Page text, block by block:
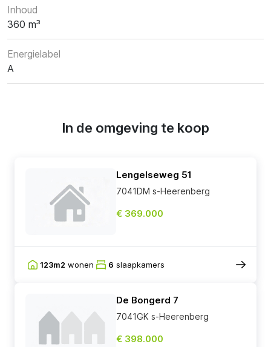
Inhoud
360 m³
Energielabel
A
In de omgeving te koop
Lengelseweg 51
7041DM s-Heerenberg
€ 369.000
123m2 wonen 6 slaapkamers
De Bongerd 7
7041GK s-Heerenberg
€ 398.000